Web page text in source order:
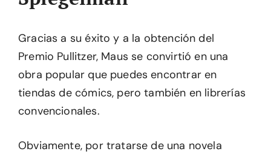
Gracias a su éxito y a la obtención del
Premio Pullitzer, Maus se convirtió en una
obra popular que puedes encontrar en
tiendas de cómics, pero también en librerías
convencionales.
Obviamente, por tratarse de una novela